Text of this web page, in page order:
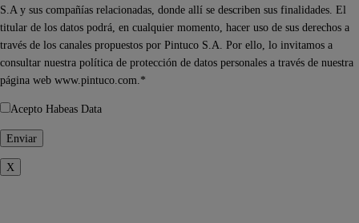
S.A y sus compañías relacionadas, donde allí se describen sus finalidades. El
titular de los datos podrá, en cualquier momento, hacer uso de sus derechos a
través de los canales propuestos por Pintuco S.A. Por ello, lo invitamos a
consultar nuestra política de protección de datos personales a través de nuestra
página web www.pintuco.com.*
Acepto Habeas Data
X